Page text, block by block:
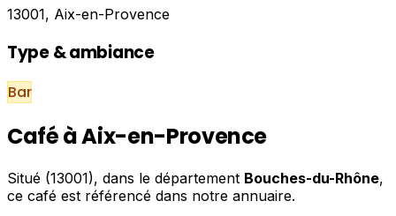
13001, Aix-en-Provence
Type & ambiance
Bar
Café à Aix-en-Provence
Situé (13001), dans le département Bouches-du-Rhône,
ce café est référencé dans notre annuaire.